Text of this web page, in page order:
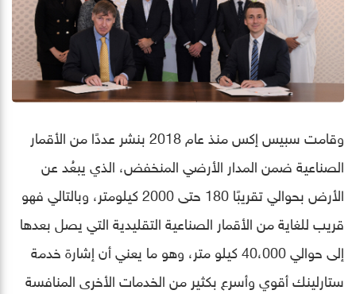
وقامت سبيس إكس منذ عام 2018 بنشر عددًا من الأقمار
الصناعية ضمن المدار الأرضي المنخفض، الذي يبعُد عن
الأرض بحوالي تقريبًا 180 حتى 2000 كيلومتر، وبالتالي فهو
قريب للغاية من الأقمار الصناعية التقليدية التي يصل بعدها
إلى حوالي 40،000 كيلو متر، وهو ما يعني أن إشارة خدمة
ستارلينك أقوي وأسرع بكثير من الخدمات الأخرى المنافسة